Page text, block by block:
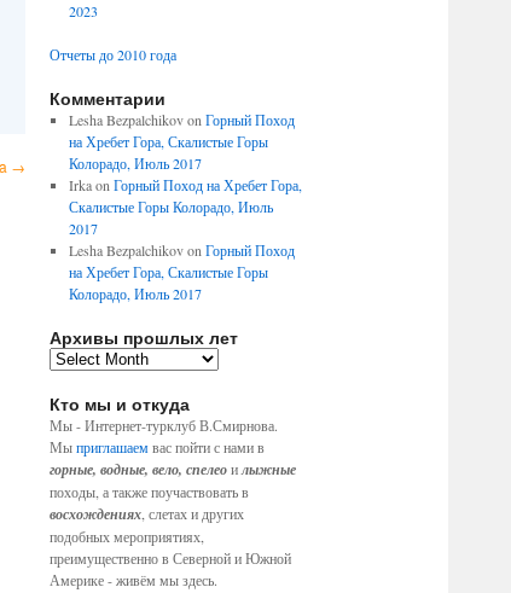
→
2023
Отчеты до 2010 года
Комментарии
Lesha Bezpalchikovon Горный Поход
на Хребет Гора, Скалистые Горы
Колорадо, Июль 2017
Irkaon Горный Поход на Хребет Гора,
Скалистые Горы Колорадо, Июль
2017
Lesha Bezpalchikovon Горный Поход
на Хребет Гора, Скалистые Горы
Колорадо, Июль 2017
Архивы прошлых лет
Кто мы и откуда
Мы - Интернет-турклуб В.Смирнова.
Мыприглашаемвас пойти с нами в
горные, водные, вело, спелеоилыжные
походы, а также поучаствовать в
восхождениях , слетах и других
подобных мероприятиях,
преимущественно в Северной и Южной
Америке - живём мы здесь.